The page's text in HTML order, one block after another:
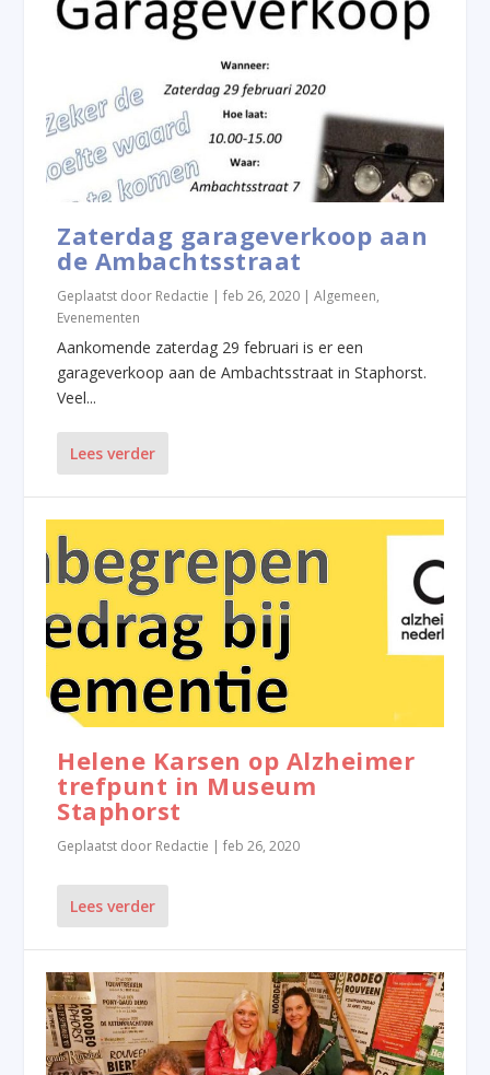
Zaterdag garageverkoop aan
de Ambachtsstraat
Geplaatst door Redactie |feb 26, 2020 |Algemeen,
Evenementen
Aankomende zaterdag 29 februari is er een
garageverkoop aan de Ambachtsstraat in Staphorst.
Veel...
Lees verder
Helene Karsen op Alzheimer
trefpunt in Museum
Staphorst
Geplaatst door Redactie |feb 26, 2020
Lees verder